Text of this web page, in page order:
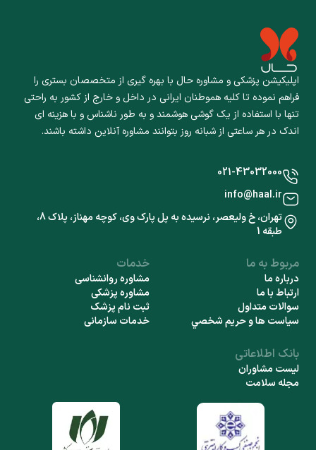
اپلیکیشن پزشکی و مشاوره حال با بهره گیری از متخصصان بستری را
فراهم نموده تا کلیه هموطنان ایرانی در داخل و خارج از کشور به راحتی
تنها با استفاده از یک گوشی هوشمند و به طور ناشناس و با هزینه ای
اندک در هر ساعتی از شبانه روز بتوانند مشاوره آنلاین داشته باشند.
مربوط به ما
درباره ما
ارتباط با ما
سوالات متداول
سياست ها و حريم شخصي
خدمات
مشاوره روانشناسی
مشاوره پزشکی
ثبت نام پزشک
خدمات سازمانی
بانک اطلاعاتی
لیست مشاوران
مجله سلامت
021-43032000
info@haal.ir
تهران، خ ولیعصر، نرسیده به پل پارک وی، کوچه مهناز، پلاک 8،
طبقه 1